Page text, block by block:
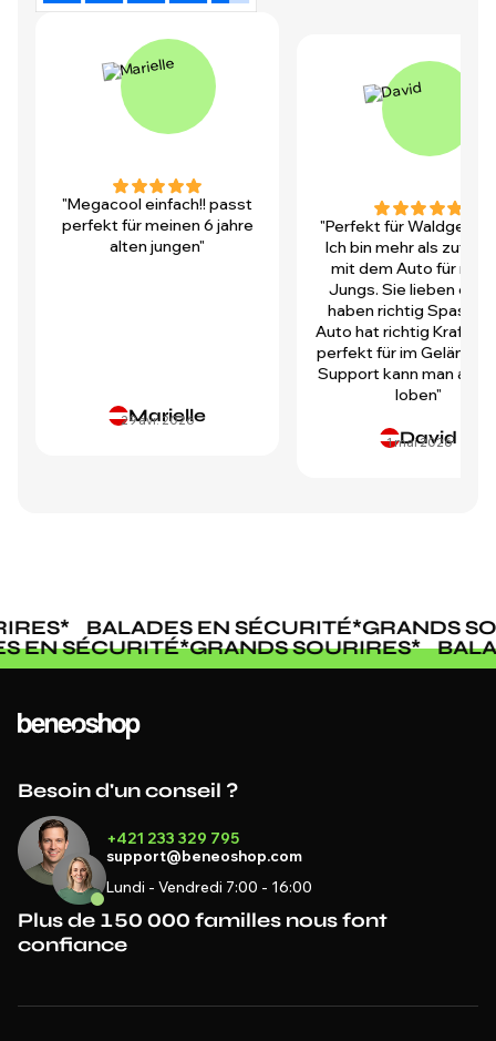
"Megacool einfach!! passt
perfekt für meinen 6 jahre
alten jungen"
Marielle
29 avr. 2026
"Perfekt für
Ich bin mehr als
mit dem Auto für
Jungs. Sie lieben es
haben richtig Spass!
Auto hat richtig Kraft
perfekt für im Gelände.
Support kann man auch
loben"
David
1 mai 2026
* BALADES EN SÉCURITÉ*GRANDS
EN SÉCURITÉ*GRANDS SOURIRES*
Besoin d'un conseil ?
+421 233 329 795
support@beneoshop.com
Lundi - Vendredi 7:00 - 16:00
Plus de 150 000 familles nous font
confiance